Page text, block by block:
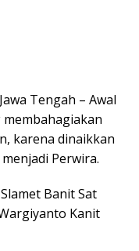
Tengah – Awal
karena dinaikkan
Perwira.
Banit Sat
Kanit